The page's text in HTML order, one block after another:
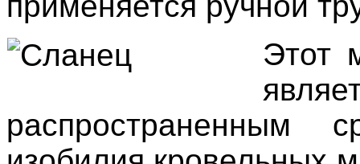
Этот
распространенным